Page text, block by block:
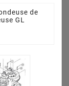
de
GL